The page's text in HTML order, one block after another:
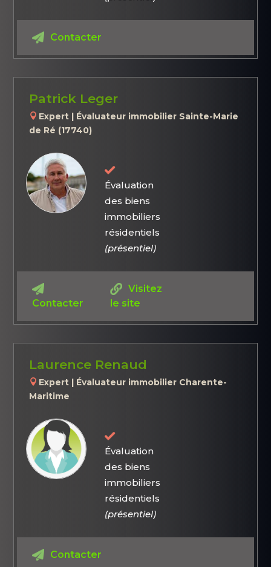
Contacter
Patrick Leger
Expert | Évaluateur immobilier Sainte-Marie
de Ré (17740)
Évaluation
des biens
immobiliers
résidentiels
(présentiel)
Contacter
Visitez
le site
Laurence Renaud
Expert | Évaluateur immobilier Charente-
Maritime
Évaluation
des biens
immobiliers
résidentiels
(présentiel)
Contacter